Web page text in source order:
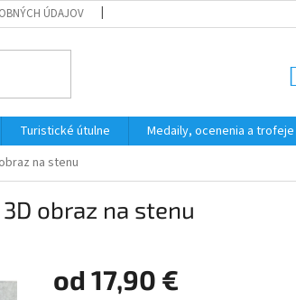
ÚDAJOV
Turistické útulne Medaily, ocenenia a trofeje
na stenu
obraz na stenu
od 17,90 €